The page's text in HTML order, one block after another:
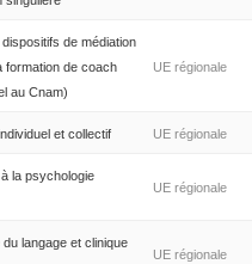
de médiation
formation de coach
au Cnam)
UE régionale
et collectif UE régionale
la psychologie
UE régionale
du langage et clinique
UE régionale